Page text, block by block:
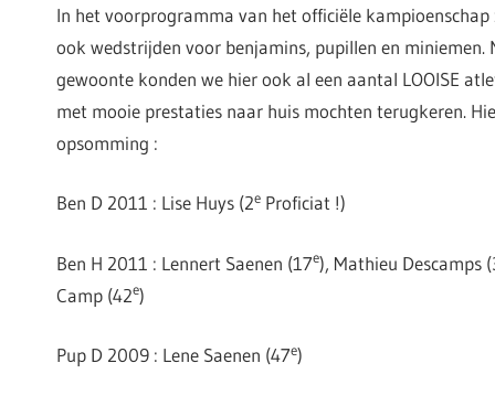
In het voorprogramma van het officiële
ook wedstrijden voor benjamins, pupillen en miniemen.
gewoonte konden we hier ook al een aantal LOOISE
met mooie prestaties naar huis mochten terugkeren.
opsomming :
Ben D 2011 : Lise Huys (2e Proficiat !)
Ben H 2011 : Lennert Saenen (17e), Mathieu Descamps
Camp (42e)
Pup D 2009 : Lene Saenen (47e)